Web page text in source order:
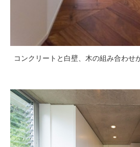
コンクリートと白壁、木の組み合わせ